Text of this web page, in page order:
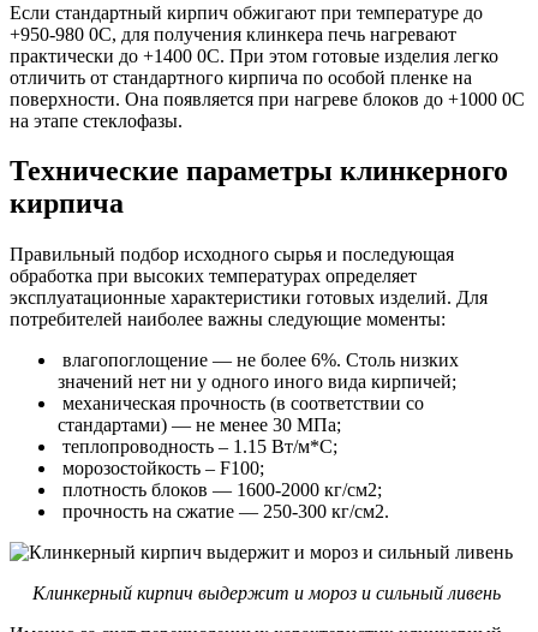
Если стандартный кирпич обжигают при температуре до
+950-980 0С, для получения клинкера печь нагревают
практически до +1400 0С. При этом готовые изделия легко
отличить от стандартного кирпича по особой пленке на
поверхности. Она появляется при нагреве блоков до +1000 0С
на этапе стеклофазы.
Технические параметры клинкерного
кирпича
Правильный подбор исходного сырья и последующая
обработка при высоких температурах определяет
эксплуатационные характеристики готовых изделий. Для
потребителей наиболее важны следующие моменты:
влагопоглощение — не более 6%. Столь низких
значений нет ни у одного иного вида кирпичей;
механическая прочность (в соответствии со
стандартами) — не менее 30 МПа;
теплопроводность – 1.15 Вт/м*C;
морозостойкость – F100;
плотность блоков — 1600-2000 кг/см2;
прочность на сжатие — 250-300 кг/см2.
Клинкерный кирпич выдержит и мороз и сильный ливень